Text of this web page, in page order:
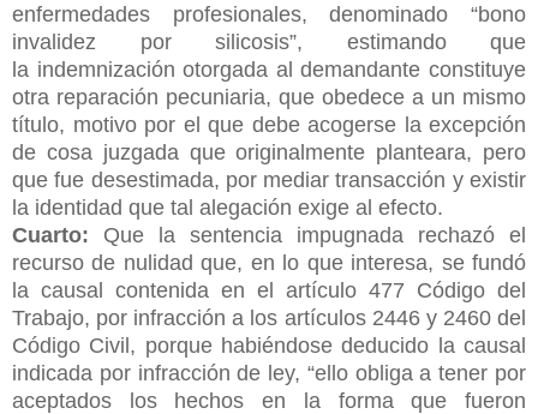
enfermedades profesionales, denominado “bono
invalidez por silicosis”, estimando que
la indemnización otorgada al demandante constituye
otra reparación pecuniaria, que obedece a un mismo
título, motivo por el que debe acogerse la excepción
de cosa juzgada que originalmente planteara, pero
que fue desestimada, por mediartransacción y existir
la identidad que tal alegación exige al efecto.
Cuarto: Que la sentencia impugnada rechazó el
recurso de nulidad que, en lo que interesa, se fundó
la causal contenida en el artículo 477 Código del
Trabajo, por infracción a los artículos 2446 y 2460 del
Código Civil, porque habiéndose deducido la causal
indicada por infracción de ley, “ello obliga a tener por
aceptados los hechosen la forma que fueron